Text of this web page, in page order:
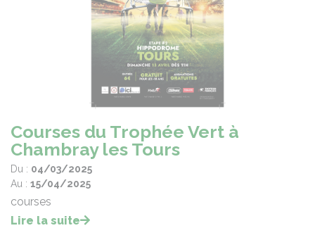
Courses du Trophée Vert à
Chambray les Tours
Du : 04/03/2025
Au : 15/04/2025
courses
Lire la suite